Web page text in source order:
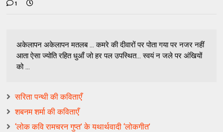
1
अकेलापन अकेलापन मतलब ... कमरे की दीवारों पर पोता गया पर नजर नहीं
आता ऐसा ज्योति रहित धुआँ जो हर पल उपस्थित... स्वयं न जले पर अंखियों
को ...
सरिता पन्थी की कविताएँ
शबनम शर्मा की कविताएँ
‘लोक कवि रामचरन गुप्त’ के यथार्थवादी ‘लोकगीत’